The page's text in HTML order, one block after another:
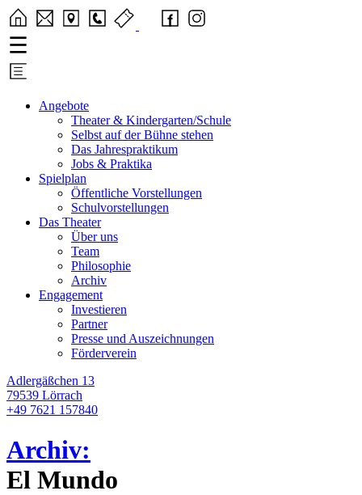
Angebote
Theater & Kindergarten/Schule
Selbst auf der Bühne stehen
Das Jahrespraktikum
Jobs & Praktika
Spielplan
Öffentliche Vorstellungen
Schulvorstellungen
Das Theater
Über uns
Team
Philosophie
Archiv
Engagement
Investieren
Partner
Presse und Auszeichnungen
Förderverein
Adlergäßchen 13
79539 Lörrach
+49 7621 157840
Archiv:
El Mundo